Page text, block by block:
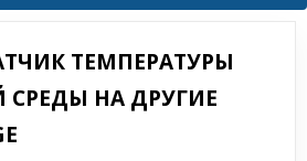
ТЕМПЕРАТУРЫ
НА ДРУГИЕ